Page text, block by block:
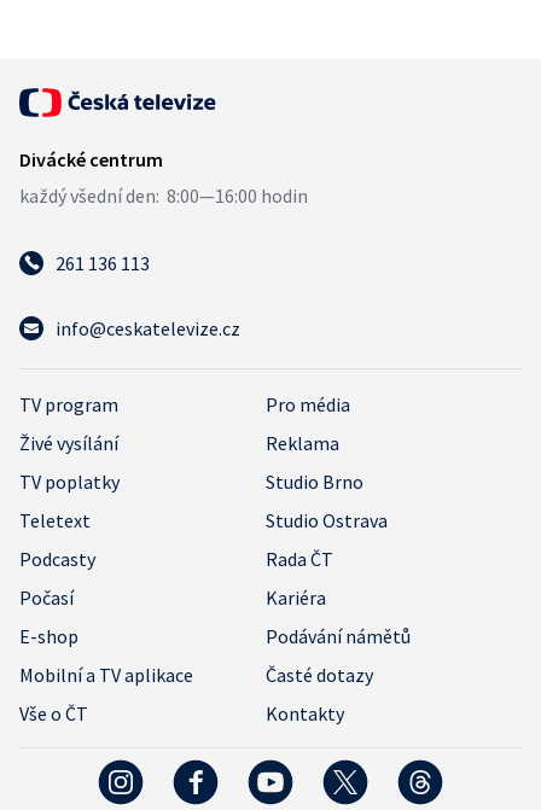
261 136 113
info@ceskatelevize.cz
TV program
Pro média
Živé vysílání
Reklama
TV poplatky
Studio Brno
Teletext
Studio Ostrava
Podcasty
Rada ČT
Počasí
Kariéra
E-shop
Podávání námětů
Mobilní a TV aplikace
Časté dotazy
Vše o ČT
Kontakty